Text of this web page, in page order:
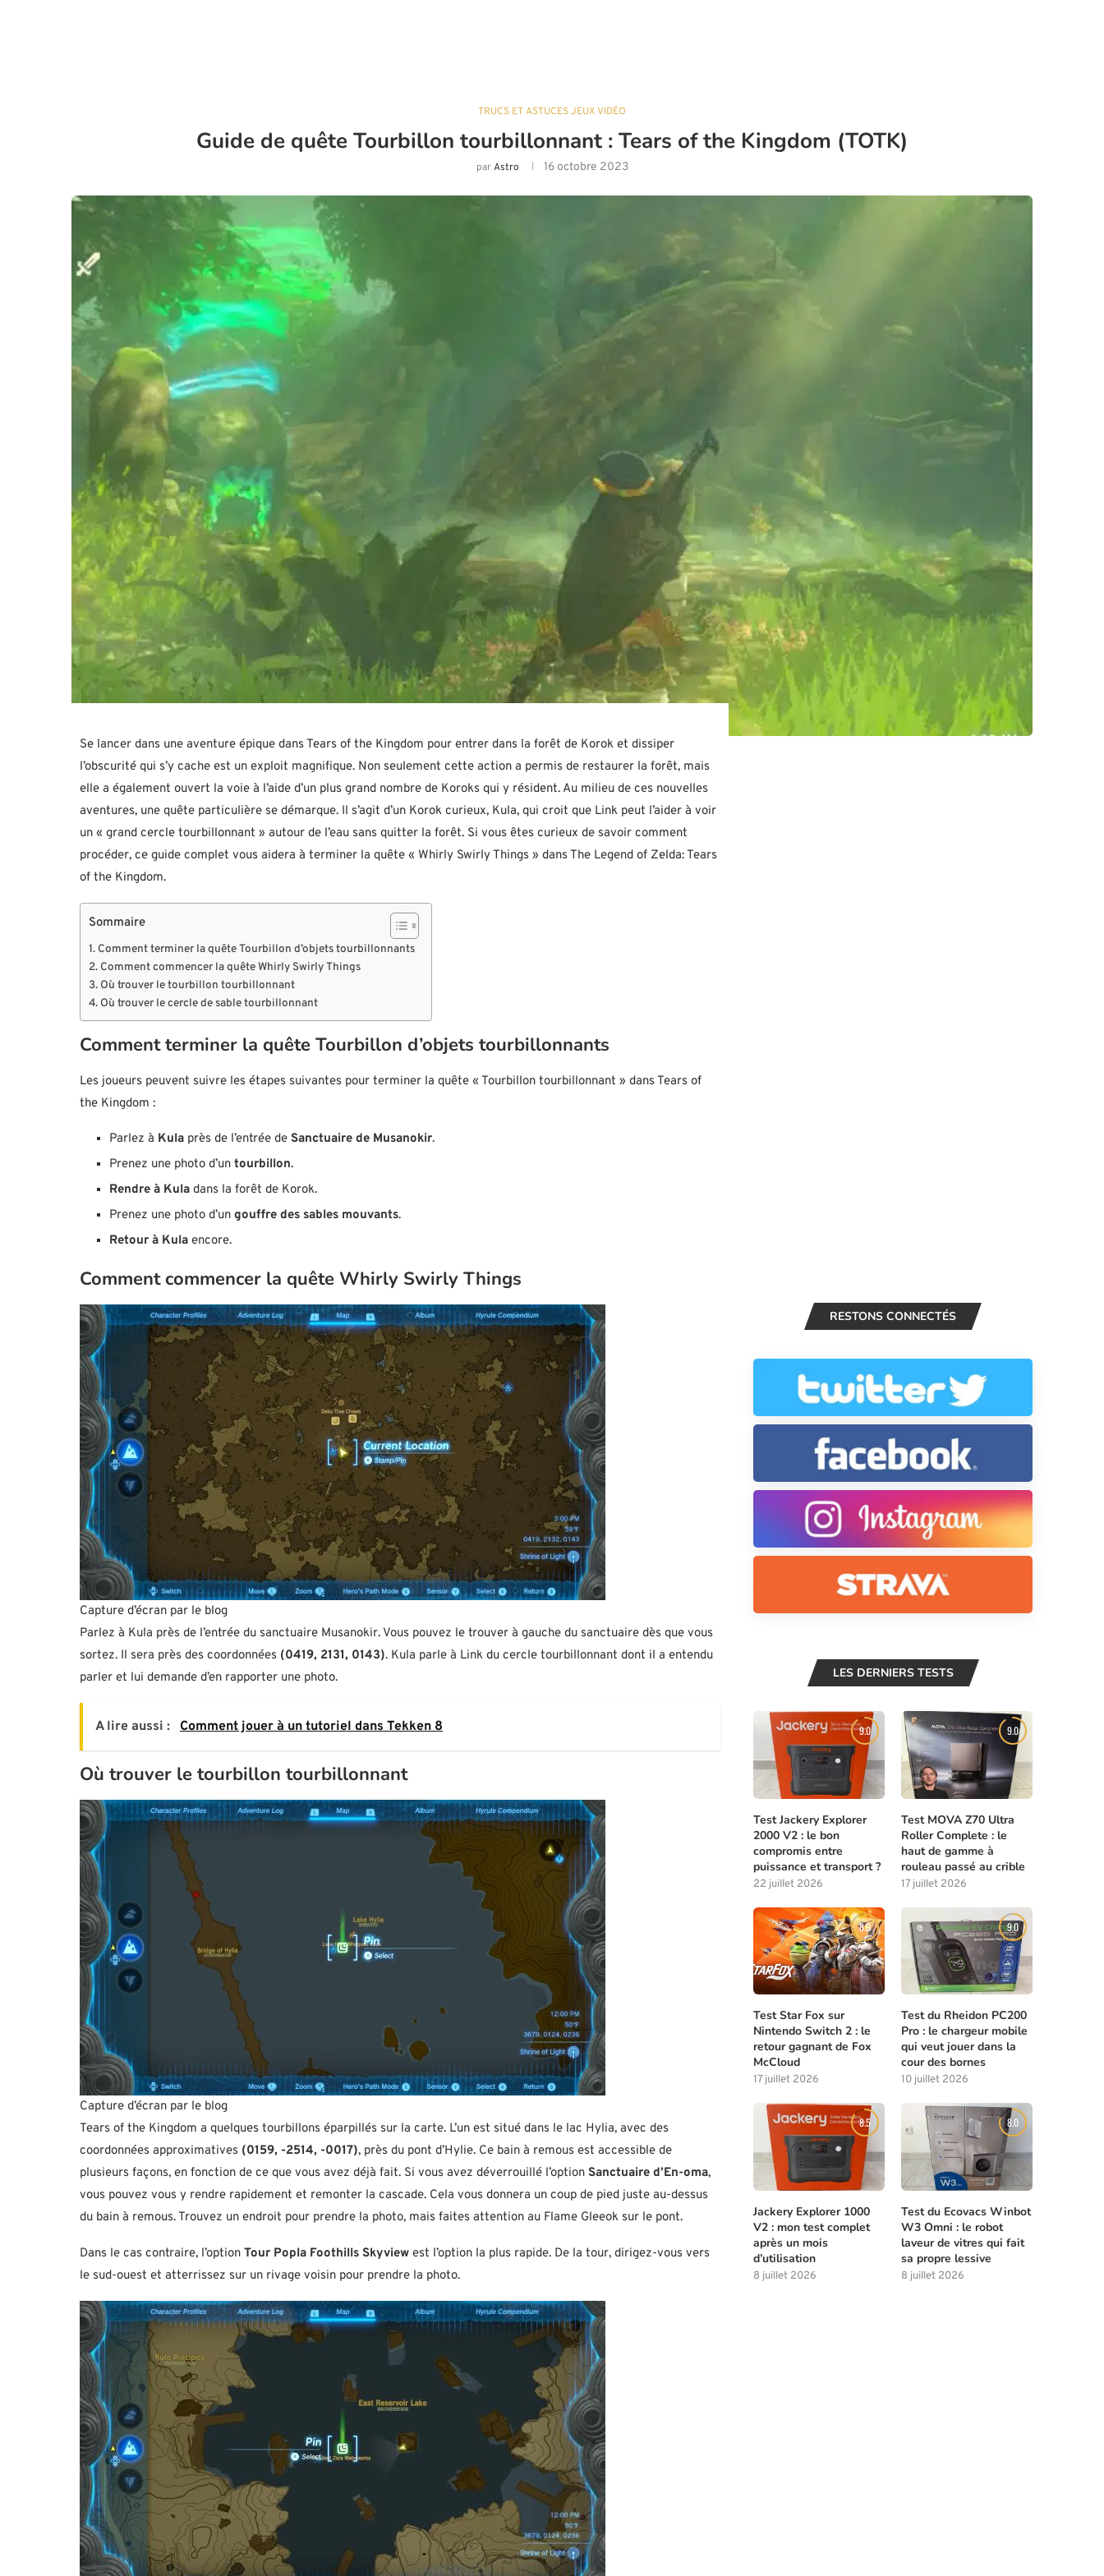
TRUCS ET ASTUCES JEUX VIDÉO
Guide de quête Tourbillon tourbillonnant : Tears of the Kingdom (TOTK)
parAstro 16 octobre 2023
Se lancer dans une aventure épique dans Tears of the Kingdom pour entrer dans la forêt de Korok et dissiper
l’obscurité qui s’y cache est un exploit magnifique. Non seulement cette action a permis de restaurer la forêt, mais
elle a également ouvert la voie à l’aide d’un plus grand nombre de Koroks qui y résident. Au milieu de ces nouvelles
aventures, une quête particulière se démarque. Il s’agit d’un Korok curieux, Kula, qui croit que Link peut l’aider à voir
un « grand cercle tourbillonnant » autour de l’eau sans quitter la forêt. Si vous êtes curieux de savoir comment
procéder, ce guide complet vous aidera à terminer la quête « Whirly Swirly Things » dans The Legend of Zelda: Tears
of the Kingdom.
Sommaire
Comment terminer la quête Tourbillon d’objets tourbillonnants
Comment commencer la quête Whirly Swirly Things
Où trouver le tourbillon tourbillonnant
Où trouver le cercle de sable tourbillonnant
Comment terminer la quête Tourbillon d’objets tourbillonnants
Les joueurs peuvent suivre les étapes suivantes pour terminer la quête « Tourbillon tourbillonnant » dans Tears of
the Kingdom :
Parlez à Kula près de l’entrée de Sanctuaire de Musanokir.
Prenez une photo d’un tourbillon.
Rendre à Kula dans la forêt de Korok.
Prenez une photo d’un gouffre des sables mouvants.
Retour à Kula encore.
Comment commencer la quête Whirly Swirly Things
Capture d’écran par le blog
Parlez à Kula près de l’entrée du sanctuaire Musanokir. Vous pouvez le trouver à gauche du sanctuaire dès que vous
sortez. Il sera près des coordonnées (0419, 2131, 0143). Kula parle à Link du cercle tourbillonnant dont il a entendu
parler et lui demande d’en rapporter une photo.
A lire aussi : Comment jouer à un tutoriel dans Tekken 8
Où trouver le tourbillon tourbillonnant
Capture d’écran par le blog
Tears of the Kingdom a quelques tourbillons éparpillés sur la carte. L’un est situé dans le lac Hylia, avec des
coordonnées approximatives (0159, -2514, -0017), près du pont d’Hylie. Ce bain à remous est accessible de
plusieurs façons, en fonction de ce que vous avez déjà fait. Si vous avez déverrouillé l’option Sanctuaire d’En-oma,
vous pouvez vous y rendre rapidement et remonter la cascade. Cela vous donnera un coup de pied juste au-dessus
du bain à remous. Trouvez un endroit pour prendre la photo, mais faites attention au Flame Gleeok sur le pont.
Dans le cas contraire, l’option Tour Popla Foothills Skyview est l’option la plus rapide. De la tour, dirigez-vous vers
le sud-ouest et atterrissez sur un rivage voisin pour prendre la photo.
RESTONS CONNECTÉS
LES DERNIERS TESTS
9.0
Test Jackery Explorer
2000 V2 : le bon
compromis entre
puissance et transport ?
22 juillet 2026
9.0
Test MOVA Z70 Ultra
Roller Complete : le
haut de gamme à
rouleau passé au crible
17 juillet 2026
8.0
Test Star Fox sur
Nintendo Switch 2 : le
retour gagnant de Fox
McCloud
17 juillet 2026
9.0
Test du Rheidon PC200
Pro : le chargeur mobile
qui veut jouer dans la
cour des bornes
10 juillet 2026
8.5
Jackery Explorer 1000
V2 : mon test complet
après un mois
d’utilisation
8 juillet 2026
8.0
Test du Ecovacs Winbot
W3 Omni : le robot
laveur de vitres qui fait
sa propre lessive
8 juillet 2026